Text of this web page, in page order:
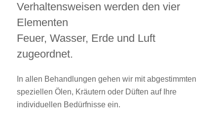
Verhaltensweisen werden den vier
Elementen
Feuer, Wasser, Erde und Luft
zugeordnet.
In allen Behandlungen gehen wir mit abgestimmten
speziellen Ölen, Kräutern oder Düften auf Ihre
individuellen Bedürfnisse ein.